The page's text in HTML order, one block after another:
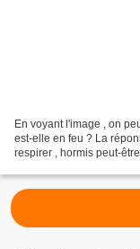
En voyant l'image , on
est-elle en feu ? La
respirer , hormis peut-